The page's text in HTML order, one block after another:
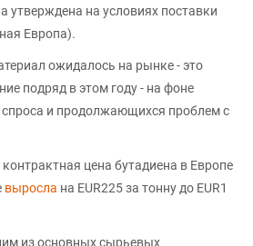
утверждена на условиях поставки
Европа).
ожидалось на рынке - это
подряд в этом году - на фоне
спроса и продолжающихся проблем с
цена бутадиена в Европе
выросла на EUR225 за тонну до EUR1
из основных сырьевых